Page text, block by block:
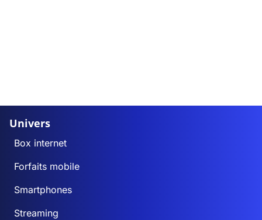
Univers
Box internet
Forfaits mobile
Smartphones
Streaming